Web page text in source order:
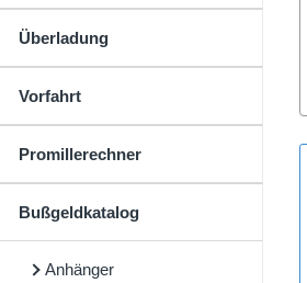
Überladung
Vorfahrt
Promillerechner
Bußgeldkatalog
Anhänger